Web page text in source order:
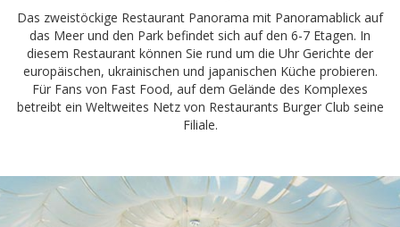
Das zweistöckige Restaurant Panorama mit Panoramablick auf
das Meer und den Park befindet sich auf den 6-7 Etagen. In
diesem Restaurant können Sie rund um die Uhr Gerichte der
europäischen, ukrainischen und japanischen Küche probieren.
Für Fans von Fast Food, auf dem Gelände des Komplexes
betreibt ein Weltweites Netz von Restaurants Burger Club seine
Filiale.